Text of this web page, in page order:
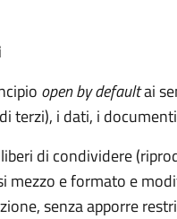
open by defaultai
terzi), i dati, i
di condividere
mezzo e formato e
senza apporre